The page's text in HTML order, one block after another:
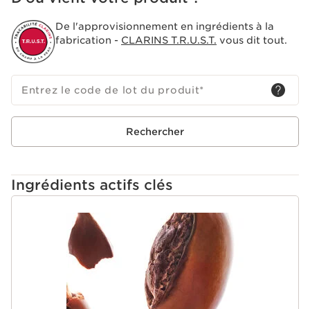
De l'approvisionnement en ingrédients à la
fabrication - CLARINS T.R.U.S.T. vous dit tout.
Entrez le code de lot du produit*
Rechercher
Ingrédients actifs clés
ALLER AU CONTENU